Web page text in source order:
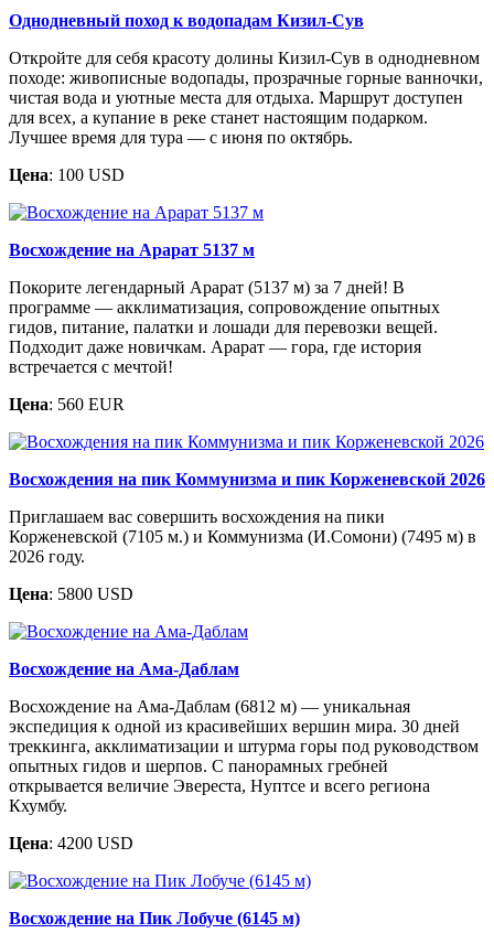
Однодневный поход к водопадам Кизил-Сув
Откройте для себя красоту долины Кизил-Сув в однодневном
походе: живописные водопады, прозрачные горные ванночки,
чистая вода и уютные места для отдыха. Маршрут доступен
для всех, а купание в реке станет настоящим подарком.
Лучшее время для тура — с июня по октябрь.
Цена: 100 USD
Восхождение на Арарат 5137 м
Покорите легендарный Арарат (5137 м) за 7 дней! В
программе — акклиматизация, сопровождение опытных
гидов, питание, палатки и лошади для перевозки вещей.
Подходит даже новичкам. Арарат — гора, где история
встречается с мечтой!
Цена: 560 EUR
Восхождения на пик Коммунизма и пик Корженевской 2026
Приглашаем вас совершить восхождения на пики
Корженевской (7105 м.) и Коммунизма (И.Сомони) (7495 м) в
2026 году.
Цена: 5800 USD
Восхождение на Ама-Даблам
Восхождение на Ама-Даблам (6812 м) — уникальная
экспедиция к одной из красивейших вершин мира. 30 дней
треккинга, акклиматизации и штурма горы под руководством
опытных гидов и шерпов. С панорамных гребней
открывается величие Эвереста, Нуптсе и всего региона
Кхумбу.
Цена: 4200 USD
Восхождение на Пик Лобуче (6145 м)